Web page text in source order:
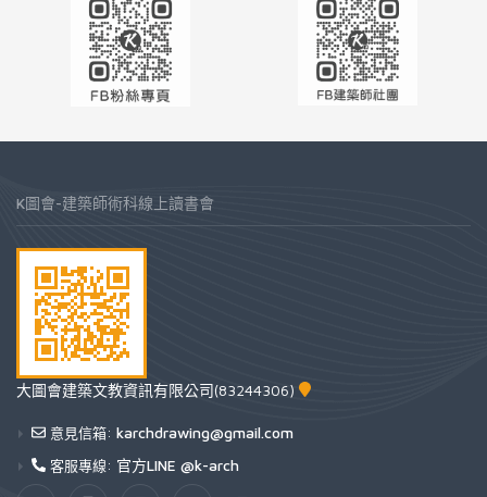
K圖會-建築師術科線上讀書會
大圖會建築文教資訊有限公司(83244306)
意見信箱: karchdrawing@gmail.com
客服專線: 官方LINE @k-arch